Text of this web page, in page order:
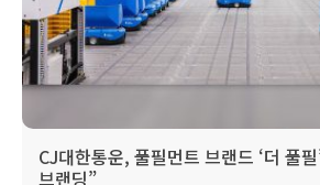
CJ대한통운, 풀필먼트 브랜드 ‘더 풀
브랜딩”